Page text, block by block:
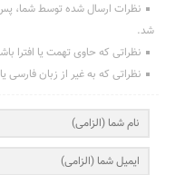
نظرات ارسال شده توسط شما،
شد.
نظراتی که حاوی تهمت یا افترا
نظراتی که به غیر از زبان فارسی